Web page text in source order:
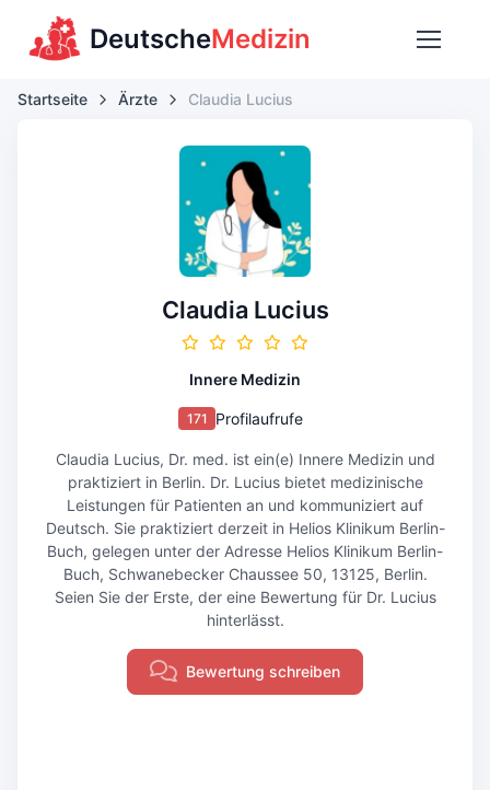
DeutscheMedizin
Startseite Ärzte Claudia Lucius
Claudia Lucius
Innere Medizin
171 Profilaufrufe
Claudia Lucius, Dr. med. ist ein(e) Innere Medizin und
praktiziert in Berlin. Dr. Lucius bietet medizinische
Leistungen für Patienten an und kommuniziert auf
Deutsch. Sie praktiziert derzeit in Helios Klinikum Berlin-
Buch, gelegen unter der Adresse Helios Klinikum Berlin-
Buch, Schwanebecker Chaussee 50, 13125, Berlin.
Seien Sie der Erste, der eine Bewertung für Dr. Lucius
hinterlässt.
Bewertung schreiben